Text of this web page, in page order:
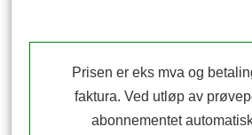
Prisen er eks mva og
faktura. Ved utløp av
abonnementet